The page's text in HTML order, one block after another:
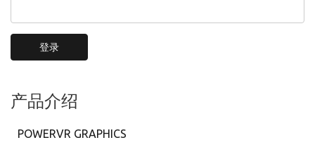
登录
产品介绍
POWERVR GRAPHICS